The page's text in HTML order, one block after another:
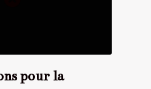
pour la